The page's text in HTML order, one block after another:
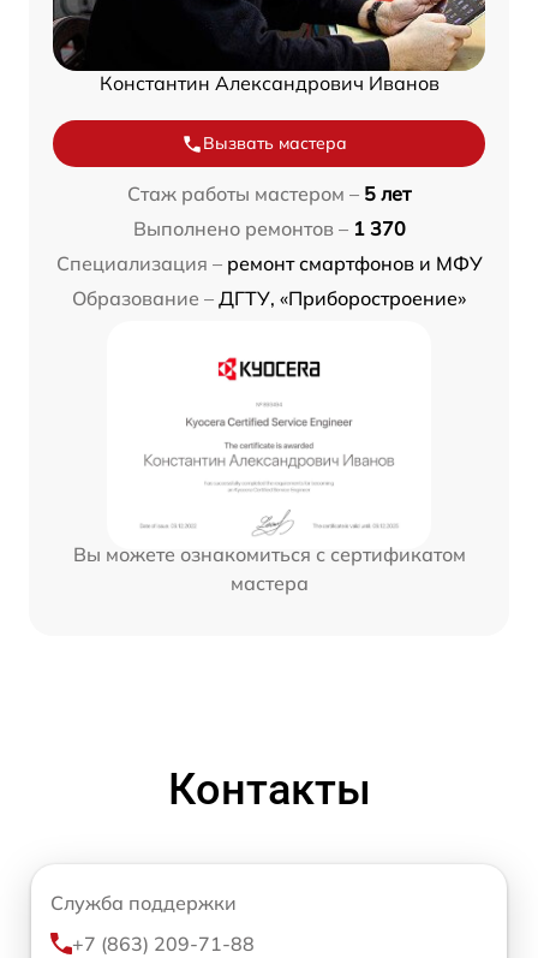
Константин Александрович Иванов
Вызвать мастера
Стаж работы мастером – 5 лет
Выполнено ремонтов – 1 370
Специализация – ремонт смартфонов и МФУ
Образование – ДГТУ, «Приборостроение»
Вы можете ознакомиться с сертификатом
мастера
Контакты
Служба поддержки
+7 (863) 209-71-88